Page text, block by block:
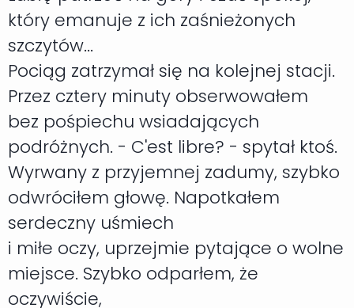
który emanuje z ich zaśnieżonych
szczytów...
Pociąg zatrzymał się na kolejnej stacji.
Przez cztery minuty obserwowałem
bez pośpiechu wsiadających
podróżnych. - C'est libre? - spytał ktoś.
Wyrwany z przyjemnej zadumy, szybko
odwróciłem głowę. Napotkałem
serdeczny uśmiech
i miłe oczy, uprzejmie pytające o wolne
miejsce. Szybko odparłem, że
oczywiście,